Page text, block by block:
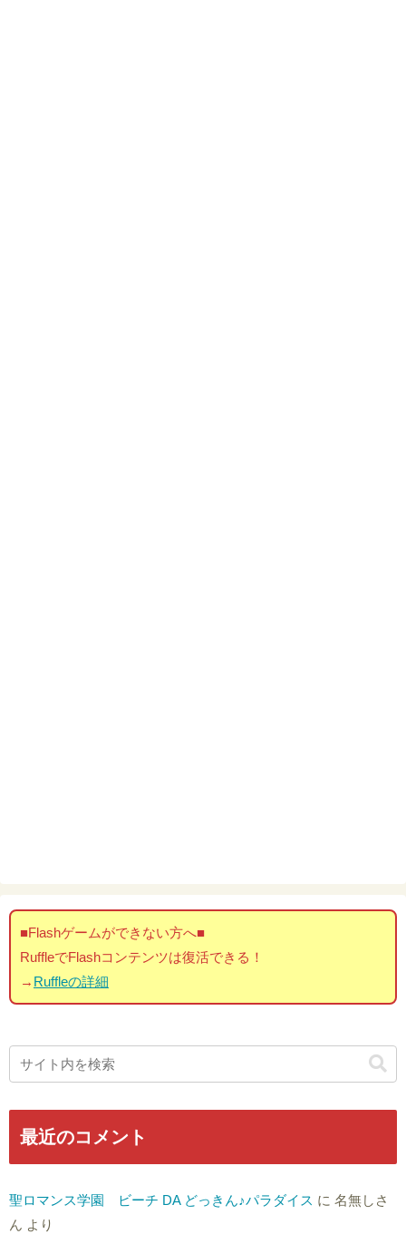
■Flashゲームができない方へ■
RuffleでFlashコンテンツは復活できる！
→ Ruffleの詳細
最近のコメント
聖ロマンス学園 ビーチ DA どっきん♪パラダイス に 名無しさ
ん より